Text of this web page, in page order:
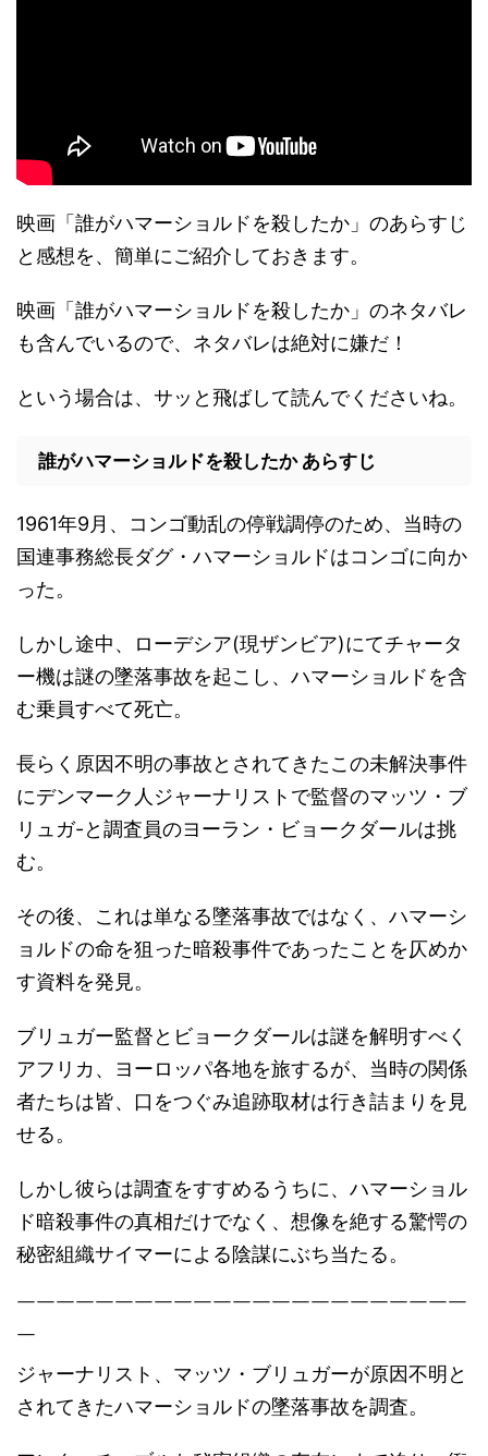
映画「誰がハマーショルドを殺したか」のあらすじ
と感想を、簡単にご紹介しておきます。
映画「誰がハマーショルドを殺したか」のネタバレ
も含んでいるので、ネタバレは絶対に嫌だ！
という場合は、サッと飛ばして読んでくださいね。
誰がハマーショルドを殺したか あらすじ
1961年9月、コンゴ動乱の停戦調停のため、当時の
国連事務総長ダグ・ハマーショルドはコンゴに向か
った。
しかし途中、ローデシア(現ザンビア)にてチャータ
ー機は謎の墜落事故を起こし、ハマーショルドを含
む乗員すべて死亡。
長らく原因不明の事故とされてきたこの未解決事件
にデンマーク人ジャーナリストで監督のマッツ・ブ
リュガ-と調査員のヨーラン・ビョークダールは挑
む。
その後、これは単なる墜落事故ではなく、ハマーシ
ョルドの命を狙った暗殺事件であったことを仄めか
す資料を発見。
ブリュガー監督とビョークダールは謎を解明すべく
アフリカ、ヨーロッパ各地を旅するが、当時の関係
者たちは皆、口をつぐみ追跡取材は行き詰まりを見
せる。
しかし彼らは調査をすすめるうちに、ハマーショル
ド暗殺事件の真相だけでなく、想像を絶する驚愕の
秘密組織サイマーによる陰謀にぶち当たる。
￣￣￣￣￣￣￣￣￣￣￣￣￣￣￣￣￣￣￣￣￣￣￣
￣
ジャーナリスト、マッツ・ブリュガーが原因不明と
されてきたハマーショルドの墜落事故を調査。